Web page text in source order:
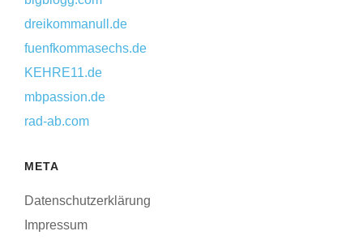
dreikommanull.de
fuenfkommasechs.de
KEHRE11.de
mbpassion.de
rad-ab.com
META
Datenschutzerklärung
Impressum